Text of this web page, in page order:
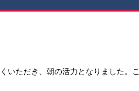
いただき、朝の活力となりました。こ